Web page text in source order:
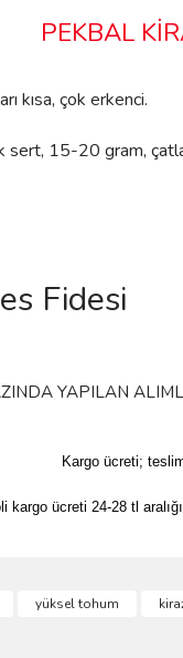
PEKBAL
kısa, çok erkenci.
sert, 15-20 gram,
YAPILAN
Kargo ücreti;
kargo ücreti 24-28 tl
yüksel tohum